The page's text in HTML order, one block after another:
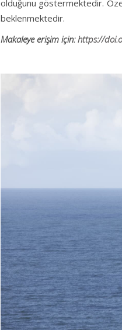
olduğunu göstermektedir.
beklenmektedir.
Makaleye erişim için:https://